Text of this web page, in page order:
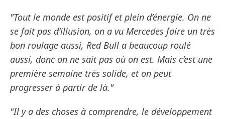
"Tout le monde est positif et plein d’énergie. On ne
se fait pas d’illusion, on a vu Mercedes faire un très
bon roulage aussi, Red Bull a beaucoup roulé
aussi, donc on ne sait pas où on est. Mais c’est une
première semaine très solide, et on peut
progresser à partir de là."
"Il y a des choses à comprendre, le développement